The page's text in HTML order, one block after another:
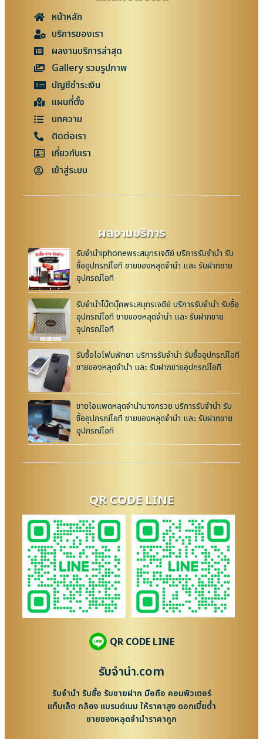
หน้าหลัก
บริการของเรา
ผลงานบริการล่าสุด
Gallery รวมรูปภาพ
บัญชีชำระเงิน
แผนที่ตั้ง
บทความ
ติดต่อเรา
เกี่ยวกับเรา
เข้าสู่ระบบ
ผลงานบริการ
รับจำนำiphoneพระสมุทรเจดีย์ บริการรับจำนำ รับ
ซื้ออุปกรณ์ไอที ขายของหลุดจำนำ และ รับฝากขาย
อุปกรณ์ไอที
รับจำนำโน๊ตบุ๊คพระสมุทรเจดีย์ บริการรับจำนำ รับซื้อ
อุปกรณ์ไอที ขายของหลุดจำนำ และ รับฝากขาย
อุปกรณ์ไอที
รับซื้อไอโฟนพัทยา บริการรับจำนำ รับซื้ออุปกรณ์ไอที
ขายของหลุดจำนำ และ รับฝากขายอุปกรณ์ไอที
ขายไอแพดหลุดจำนำบางกรวย บริการรับจำนำ รับ
ซื้ออุปกรณ์ไอที ขายของหลุดจำนำ และ รับฝากขาย
อุปกรณ์ไอที
QR CODE LINE
QR CODE LINE
รับจํานํา.com
รับจำนำ รับซื้อ รับขายฝาก มือถือ คอมพิวเตอร์
แท็บเล็ต กล้อง แบรนด์เนม ให้ราคาสูง ดอกเบี้ยต่ำ
ขายของหลุดจำนำราคาถูก